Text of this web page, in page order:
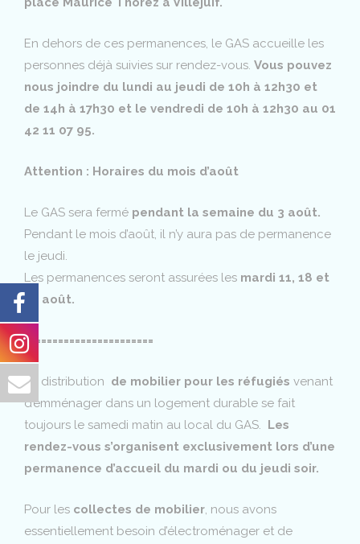
En dehors de ces permanences, le GAS accueille les
personnes déjà suivies sur rendez-vous. Vous pouvez
nous joindre du lundi au jeudi de 10h à 12h30 et
de 14h à 17h30 et le vendredi de 10h à 12h30 au 01
42 11 07 95.
Attention : Horaires du mois d’août
Le GAS sera fermé pendant la semaine du 3 août.
Pendant le mois d’août, il n’y aura pas de permanence
le jeudi.
Les permanences seront assurées les mardi 11, 18 et
25 août.
=======================
La distribution de mobilier pour les réfugiés venant
d’emménager dans un logement durable se fait
toujours le samedi matin au local du GAS. Les
rendez-vous s’organisent exclusivement lors d’une
permanence d’accueil du mardi ou du jeudi soir.
Pour les collectes de mobilier , nous avons
essentiellement besoin d’électroménager et de